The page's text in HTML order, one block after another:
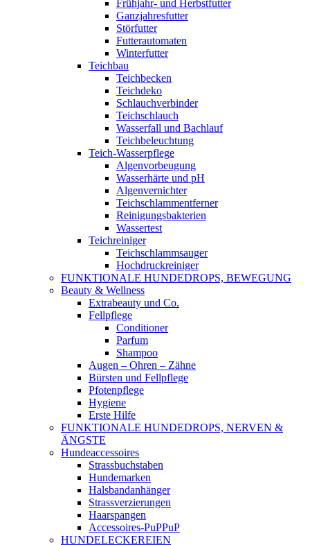
Frühjahr- und Herbstfutter
Ganzjahresfutter
Störfutter
Futterautomaten
Winterfutter
Teichbau
Teichbecken
Teichdeko
Schlauchverbinder
Teichschlauch
Wasserfall und Bachlauf
Teichbeleuchtung
Teich-Wasserpflege
Algenvorbeugung
Wasserhärte und pH
Algenvernichter
Teichschlammentferner
Reinigungsbakterien
Wassertest
Teichreiniger
Teichschlammsauger
Hochdruckreiniger
FUNKTIONALE HUNDEDROPS, BEWEGUNG
Beauty & Wellness
Extrabeauty und Co.
Fellpflege
Conditioner
Parfum
Shampoo
Augen – Ohren – Zähne
Bürsten und Fellpflege
Pfotenpflege
Hygiene
Erste Hilfe
FUNKTIONALE HUNDEDROPS, NERVEN &
ÄNGSTE
Hundeaccessoires
Strassbuchstaben
Hundemarken
Halsbandanhänger
Strassverzierungen
Haarspangen
Accessoires-PuPPuP
HUNDELECKEREIEN